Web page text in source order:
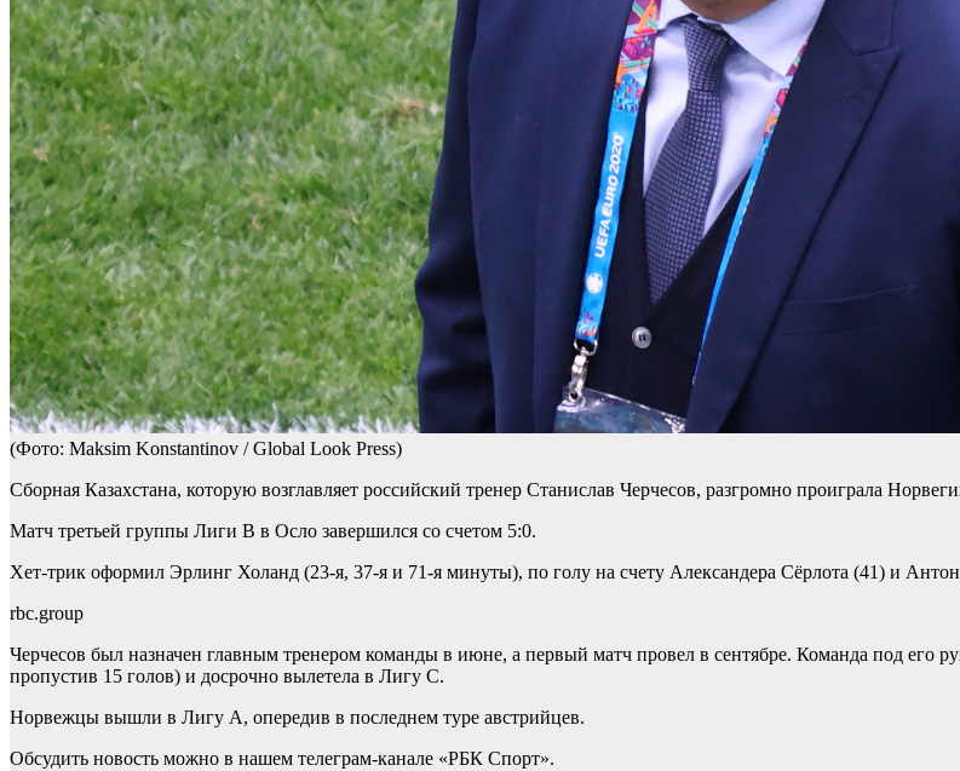
(Фото: Maksim Konstantinov / Global Look Press)
Сборная Казахстана, которую возглавляет российский тренер Станислав Черчесов, разгромно проиграла
Матч третьей группы Лиги B в Осло завершился со счетом 5:0.
Хет-трик оформил Эрлинг Холанд (23-я, 37-я и 71-я минуты), по голу на счету Александера Сёрлота (41) и
rbc.group
Черчесов был назначен главным тренером команды в июне, а первый матч провел в сентябре. Команда под его
пропустив 15 голов) и досрочно вылетела в Лигу С.
Норвежцы вышли в Лигу А, опередив в последнем туре австрийцев.
Обсудить новость можно в нашем телеграм-канале «РБК Спорт».